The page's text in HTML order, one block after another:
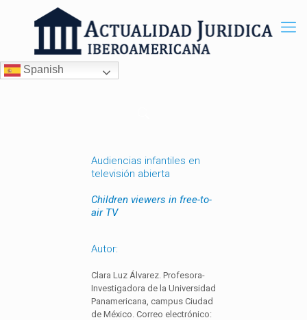
Spanish
Audiencias infantiles en
televisión abierta
Children viewers in free-to-
air TV
Autor:
Clara Luz Álvarez. Profesora-
Investigadora de la Universidad
Panamericana, campus Ciudad
de México. Correo electrónico: